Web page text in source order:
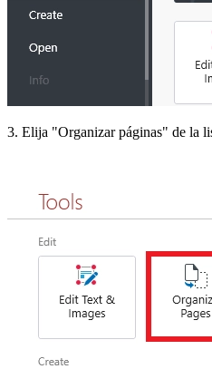
3. Elija "Organizar páginas" de la